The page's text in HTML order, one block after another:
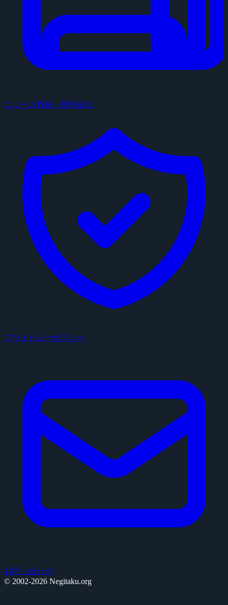
ニュース投稿・情報提供
プライバシーポリシー
お問い合わせ
© 2002-2026 Negitaku.org